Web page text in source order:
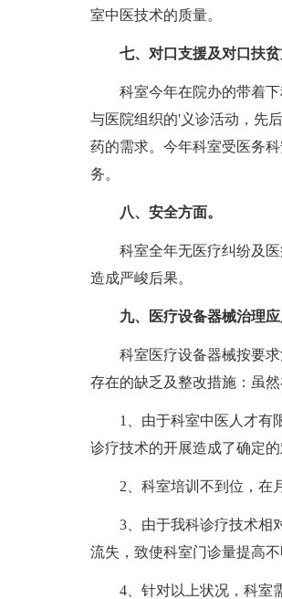
室中医技术的质量。
七、对口支援及对口扶贫
科室今年在院办的带着下
与医院组织的'义诊活动，先
药的需求。今年科室受医务
务。
八、安全方面。
科室全年无医疗纠纷及医
造成严峻后果。
九、医疗设备器械治理应
科室医疗设备器械按要求
存在的缺乏及整改措施：虽
1、由于科室中医人才有限
诊疗技术的开展造成了确定的
2、科室培训不到位，在月
3、由于我科诊疗技术相对
流失，致使科室门诊量提高
4、针对以上状况，科室需